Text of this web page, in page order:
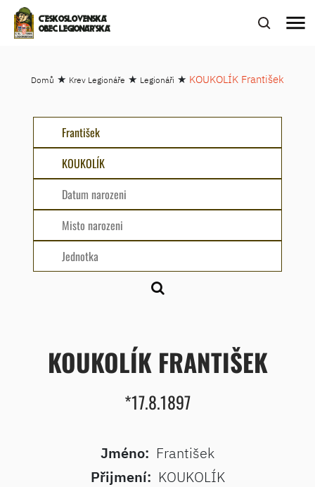
ČESKOSLOVENSKÁ
OBEC LEGIONÁŘSKÁ
menu
Domů ★ Krev Legionáře ★ Legionáři ★ KOUKOLÍK František
KOUKOLÍK FRANTIŠEK
*17.8.1897
Jméno: František
Přijmení: KOUKOLÍK